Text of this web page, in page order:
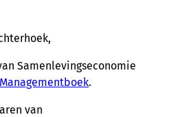
Samenlevingseconomie
Managementboek.
van